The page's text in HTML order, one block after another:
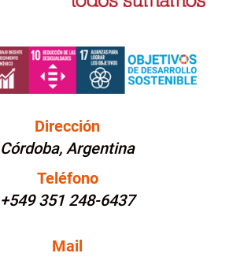
Dirección
Córdoba, Argentina
Teléfono
+549 351 248-6437
Mail